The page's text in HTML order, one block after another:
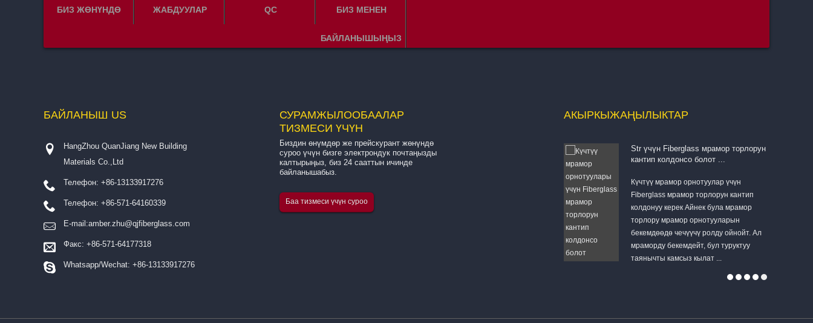
БИЗ ЖӨНҮНДӨ ЖАБДУУЛАР QC БИЗ МЕНЕН
БАЙЛАНЫШЫҢЫЗ
БАЙЛАНЫШ US
HangZhou QuanJiang New Building
Materials Co.,Ltd
Телефон: +86-13133917276
Телефон: +86-571-64160339
E-mail:amber.zhu@qjfiberglass.com
Факс: +86-571-64177318
Whatsapp/Wechat: +86-13133917276
СУРАМЖЫЛООБААЛАР
ТИЗМЕСИ ҮЧҮН
Биздин өнүмдөр же прейскурант жөнүндө
суроо үчүн бизге электрондук почтаңызды
калтырыңыз, биз 24 сааттын ичинде
байланышабыз.
Баа тизмеси үчүн суроо
АКЫРКЫЖАҢЫЛЫКТАР
Биздин компаниянын gl жөнүндө киришүү...
айнек була жипти, стекловолокно тор кездемесин жана
өзүн-өзү жабышчаак стекловолокно тор курду өндүрүүгө
Str үчүн Fiberglass мрамор торлорун
кантип колдонсо болот ...
Күчтүү мрамор орнотуулар үчүн
Fiberglass мрамор торлорун кантип
колдонуу керек Айнек була мрамор
торлору мрамор орнотууларын
бекемдөөдө чечүүчү ролду ойнойт. Ал
мраморду бекемдейт, бул туруктуу
таянычты камсыз кылат ...